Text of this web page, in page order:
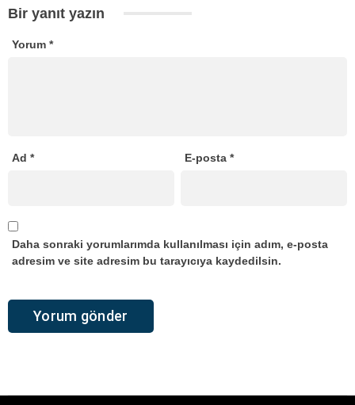
Bir yanıt yazın
Yorum *
Ad * E-posta*
Daha sonraki yorumlarımda kullanılması için adım, e-posta
adresim ve site adresim bu tarayıcıya kaydedilsin.